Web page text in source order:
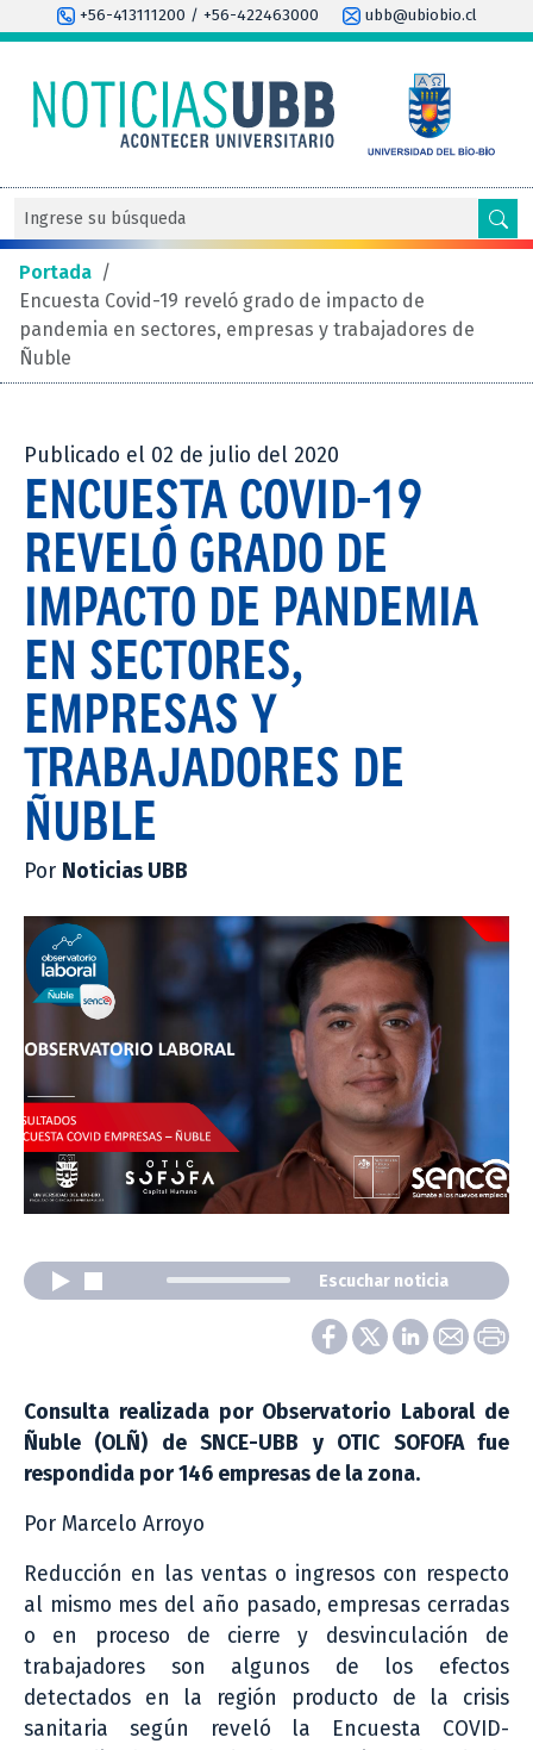
+56-413111200 / +56-422463000 ubb@ubiobio.cl
Portada /
Encuesta Covid-19 reveló grado de impacto de
pandemia en sectores, empresas y trabajadores de
Ñuble
Publicado el 02 de julio del 2020
ENCUESTA COVID-19
REVELÓ GRADO DE
IMPACTO DE PANDEMIA
EN SECTORES,
EMPRESAS Y
TRABAJADORES DE
ÑUBLE
Por Noticias UBB
Escuchar noticia
Consulta realizada por Observatorio Laboral de
Ñuble (OLÑ) de SNCE-UBB y OTIC SOFOFA fue
respondida por 146 empresas de la zona.
Por Marcelo Arroyo
Reducción en las ventas o ingresos con respecto
al mismo mes del año pasado, empresas cerradas
o en proceso de cierre y desvinculación de
trabajadores son algunos de los efectos
detectados en la región producto de la crisis
sanitaria según reveló la Encuesta COVID-